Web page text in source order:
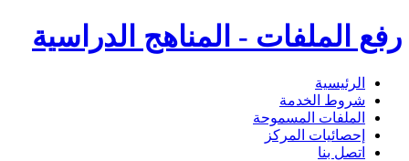
رفع الملفات - المناهج الدراسية
الرئيسية
شروط الخدمة
الملفات المسموحة
إحصائيات المركز
اتصل بنا